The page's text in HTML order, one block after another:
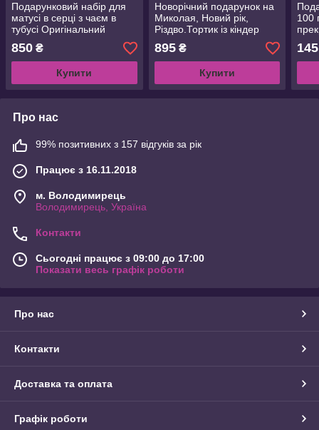
Подарунковий набір для
матусі в серці з чаєм в
тубусі Оригінальний
подарунок для мами на
День народження, 8
Березня,День матері
850 ₴
Купити
Новорічний подарунок на
Миколая, Новий рік,
Різдво.Тортик із кіндер
сюрпризами та
солодощами для дітей,
дорослих
895₴
Купити
100
145
Про нас
99% позитивних з 157 відгуків за рік
Працює з 16.11.2018
м. Володимирець
Володимирець, Україна
Контакти
Сьогодні працює з 09:00 до 17:00
Показати весь графік роботи
Про нас
Контакти
Доставка та оплата
Графік роботи